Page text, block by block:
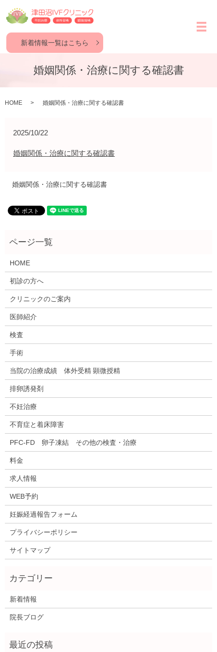
新着情報一覧はこちら
メ
婚姻関係・治療に関する確認書
HOME 婚姻関係・治療に関する確認書
2025/10/22
婚姻関係・治療に関する確認書
婚姻関係・治療に関する確認書
HOME
初診の方へ
クリニックのご案内
医師紹介
検査
手術
当院の治療成績 体外受精 顕微授精
排卵誘発剤
不妊治療
不育症と着床障害
PFC-FD 卵子凍結 その他の検査・治療
料金
求人情報
WEB予約
妊娠経過報告フォーム
プライバシーポリシー
サイトマップ
新着情報
院長ブログ